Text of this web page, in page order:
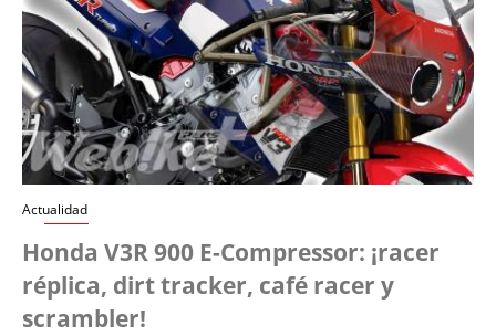
Actualidad
Honda V3R 900 E-Compressor: ¡racer
réplica, dirt tracker, café racer y
scrambler!